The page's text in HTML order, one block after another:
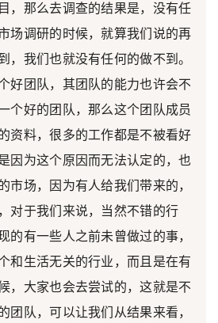
，那么去调查的结果是，没有任
场调研的时候，就算我们说的再
，我们也就没有任何的做不到。
好团队，其团队的能力也许会不
个好的团队，那么这个团队成员
资料，很多的工作都是不被看好
因为这个原因而无法认定的，也
市场，因为有人给我们带来的，
对于我们来说，当然不错的行
的有一些人之前未曾做过的事，
和生活无关的行业，而且是在有
，大家也会去尝试的，这就是不
团队，可以让我们从结果来看，